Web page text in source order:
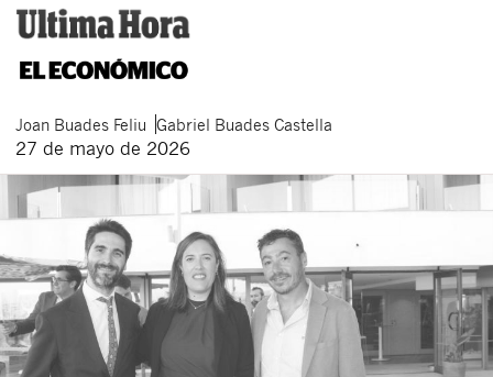
Joan Buades Feliu Gabriel Buades Castella
27 de mayo de 2026